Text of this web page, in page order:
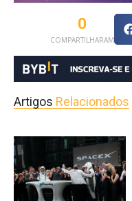
COMPARTILHARAM
0
Artigos Relacionados